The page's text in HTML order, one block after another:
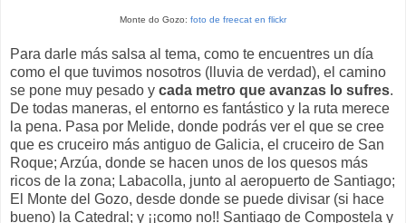
Monte do Gozo: foto de freecat en flickr
Para darle más salsa al tema, como te encuentres un día
como el que tuvimos nosotros (lluvia de verdad), el camino
se pone muy pesado y cada metro que avanzas lo sufres.
De todas maneras, el entorno es fantástico y la ruta merece
la pena. Pasa por Melide, donde podrás ver el que se cree
que es cruceiro más antiguo de Galicia, el cruceiro de San
Roque; Arzúa, donde se hacen unos de los quesos más
ricos de la zona; Labacolla, junto al aeropuerto de Santiago;
El Monte del Gozo, desde donde se puede divisar (si hace
bueno) la Catedral; y ¡¡como no!! Santiago de Compostela y